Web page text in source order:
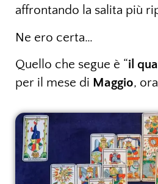
affrontando la salita più
Ne ero certa…
Quello che segue è “il
per il mese di Maggio,